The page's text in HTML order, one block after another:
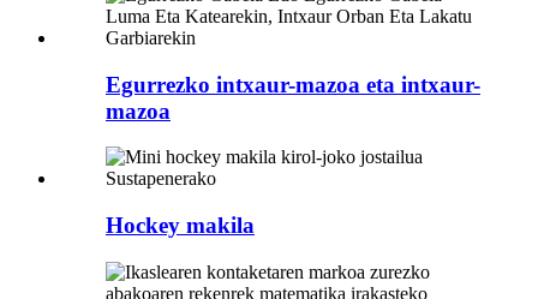
Egurrezko intxaur-mazoa eta intxaur-
mazoa
Hockey makila